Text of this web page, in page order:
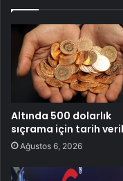
Altında 500 dolarlık
sıçrama için tarih
Ağustos 6, 2026